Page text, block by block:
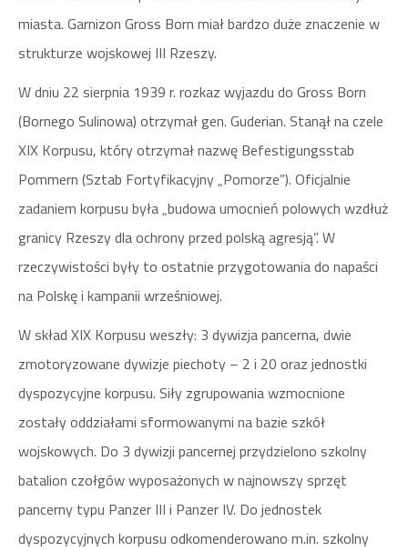
miasta. Garnizon Gross Born miał bardzo duże znaczenie w
strukturze wojskowej III Rzeszy.
W dniu 22 sierpnia 1939 r. rozkaz wyjazdu do Gross Born
(Bornego Sulinowa) otrzymał gen. Guderian. Stanął na czele
XIX Korpusu, który otrzymał nazwę Befestigungsstab
Pommern (Sztab Fortyfikacyjny „Pomorze”). Oficjalnie
zadaniem korpusu była „budowa umocnień polowych wzdłuż
granicy Rzeszy dla ochrony przed polską agresją”. W
rzeczywistości były to ostatnie przygotowania do napaści
na Polskę i kampanii wrześniowej.
W skład XIX Korpusu weszły: 3 dywizja pancerna, dwie
zmotoryzowane dywizje piechoty – 2 i 20 oraz jednostki
dyspozycyjne korpusu. Siły zgrupowania wzmocnione
zostały oddziałami sformowanymi na bazie szkół
wojskowych. Do 3 dywizji pancernej przydzielono szkolny
batalion czołgów wyposażonych w najnowszy sprzęt
pancerny typu Panzer III i Panzer IV. Do jednostek
dyspozycyjnych korpusu odkomenderowano m.in. szkolny